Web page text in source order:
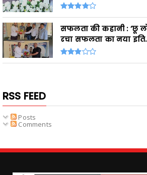
सफलता की कहानी : ‘छू
रचा सफलता का नया
RSS FEED
Posts
Comments